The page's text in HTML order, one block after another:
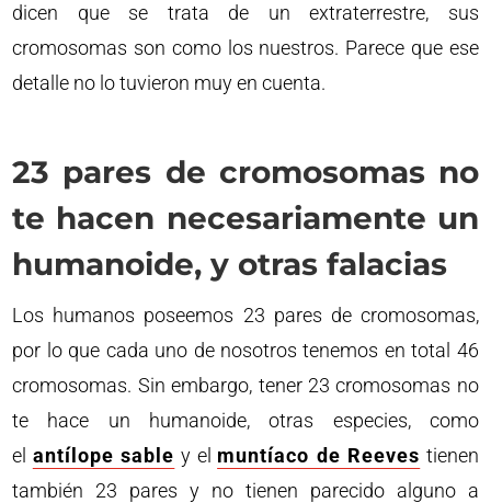
dicen que se trata de un extraterrestre, sus
cromosomas son como los nuestros. Parece que ese
detalle no lo tuvieron muy en cuenta.
23 pares de cromosomas no
te hacen necesariamente un
humanoide, y otras falacias
Los humanos poseemos 23 pares de cromosomas,
por lo que cada uno de nosotros tenemos en total 46
cromosomas. Sin embargo, tener 23 cromosomas no
te hace un humanoide, otras especies, como
el antílope sable y el muntíaco de Reeves tienen
también 23 pares y no tienen parecido alguno a